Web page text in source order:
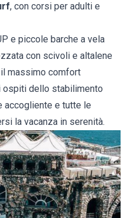
, con corsi per adulti e
e piccole barche a vela
con scivoli e altalene
massimo comfort
ospiti dello stabilimento
accogliente e tutte le
la vacanza in serenità.